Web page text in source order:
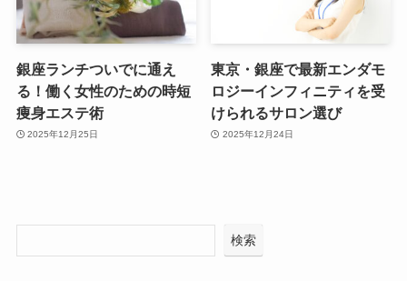
銀座ランチついでに通え
る！働く女性のための時短
痩身エステ術
2025年12月25日
東京・銀座で最新エンダモ
ロジーインフィニティを受
けられるサロン選び
2025年12月24日
検索